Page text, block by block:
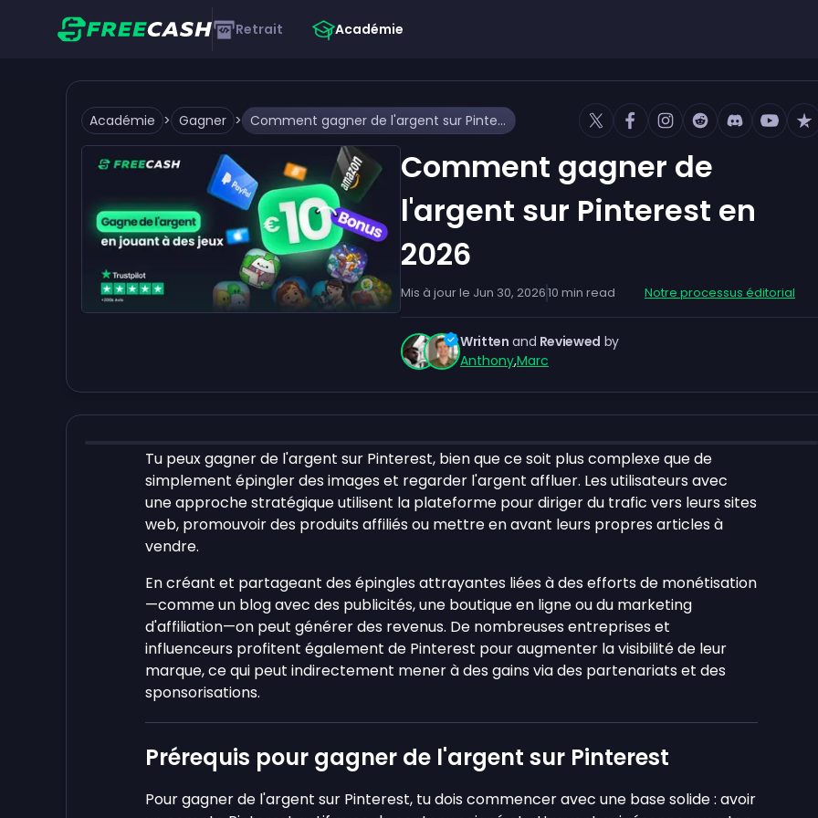
Retrait Académie
Académie > Gagner > Comment gagner de l'argent sur Pinterest en 2026
Comment gagner de
l'argent sur Pinterest en
2026
Mis à jour le Jun 30, 202610 min read Notre processus éditorial
Written and Reviewed by
Anthony,Marc
Tu peux gagner de l'argent sur Pinterest, bien que ce soit plus complexe que de
simplement épingler des images et regarder l'argent affluer. Les utilisateurs avec
une approche stratégique utilisent la plateforme pour diriger du trafic vers leurs sites
web, promouvoir des produits affiliés ou mettre en avant leurs propres articles à
vendre.
En créant et partageant des épingles attrayantes liées à des efforts de monétisation
—comme un blog avec des publicités, une boutique en ligne ou du marketing
d'affiliation—on peut générer des revenus. De nombreuses entreprises et
influenceurs profitent également de Pinterest pour augmenter la visibilité de leur
marque, ce qui peut indirectement mener à des gains via des partenariats et des
sponsorisations.
Prérequis pour gagner de l'argent sur Pinterest
Pour gagner de l'argent sur Pinterest, tu dois commencer avec une base solide : avoir